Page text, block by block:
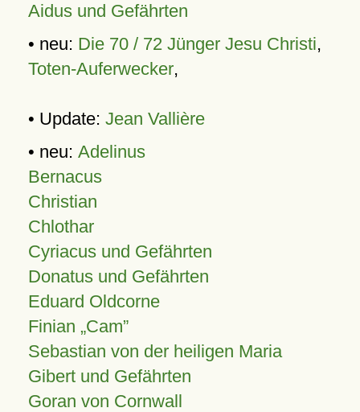
Aidus und Gefährten
• neu: Die 70 / 72 Jünger Jesu Christi,
Toten-Auferwecker,
• Update: Jean Vallière
• neu: Adelinus
Bernacus
Christian
Chlothar
Cyriacus und Gefährten
Donatus und Gefährten
Eduard Oldcorne
Finian Cam
Sebastian von der heiligen Maria
Gibert und Gefährten
Goran von Cornwall